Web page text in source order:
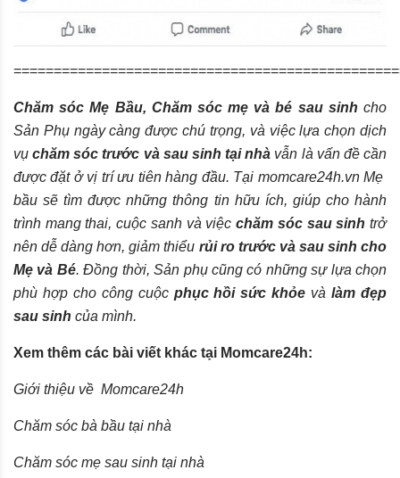
Chăm sóc Mẹ Bầu, Chăm sóc mẹ và bé sau sinh cho
Sản Phụ ngày càng được chú trọng, và việc lựa chọn dịch
vụchăm sóc trước và sau sinh tại nhà vẫn là vấn đề cần
được đặt ở vị trí ưu tiên hàng đầu. Tại momcare24h.vnMẹ
bầu sẽ tìm được những thông tin hữu ích, giúp cho hành
trình mang thai, cuộc sanh và việcchăm sóc sau sinh trở
nên dễ dàng hơn, giảm thiểu rủi ro trước và sau sinh cho
Mẹ và Bé. Đồng thời, Sản phụ cũng có những sự lựa chọn
phù hợp cho công cuộc phục hồi sức khỏe vàlàm đẹp
sau sinh của mình.
Xem thêm các bài viết khác tại Momcare24h:
Giới thiệu về Momcare24h
Chăm sóc bà bầu tại nhà
Chăm sóc mẹ sau sinh tại nhà